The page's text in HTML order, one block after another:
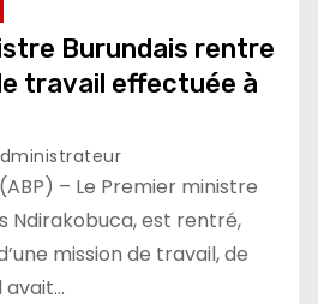
Burundais rentre
travail effectuée à
(ABP) – Le Premier ministre
Ndirakobuca, est rentré,
mission de travail, de
avait…